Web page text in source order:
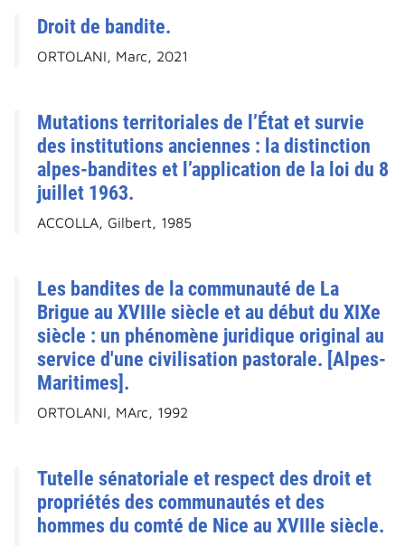
Droit de bandite.
ORTOLANI, Marc, 2021
Mutations territoriales de l’État et survie
des institutions anciennes : la distinction
alpes-bandites et l’application de la loi du 8
juillet 1963.
ACCOLLA, Gilbert, 1985
Les bandites de la communauté de La
Brigue au XVIIIe siècle et au début du XIXe
siècle : un phénomène juridique original au
service d'une civilisation pastorale. [Alpes-
Maritimes].
ORTOLANI, MArc, 1992
Tutelle sénatoriale et respect des droit et
propriétés des communautés et des
hommes du comté de Nice au XVIIIe siècle.